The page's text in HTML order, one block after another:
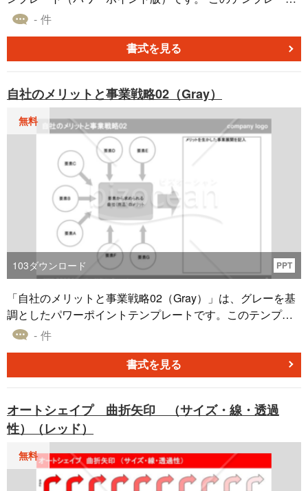
は、自社の業界における実績事例を事業概要、事業期間、
な書き方ができる仕様となっています。 企画書や提案書の
作成時に、こちらの「実績実例01（Red）」をご活用くだ
- 件
書式を見る
自社のメリットと事業戦略02（Gray）
無料
103ダウンロード PPT
「自社のメリットと事業戦略02（Gray）」は、グレーを基
調としたパワーポイントテンプレートです。このテンプレ
ートは、各要素から自社商品の優れた特長をハイライト
す。企画書や提案書の作成において重要なガイドとなりま
す。自社の強みを最大限に生かして、競争力のある市場で
- 件
書式を見る
オートシェイプ 曲折矢印 （サイズ・線・透過
性）（レッド）
無料